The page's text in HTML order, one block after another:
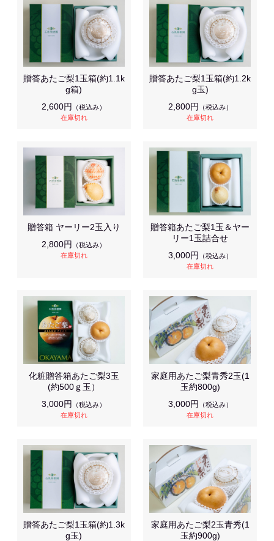
贈答あたご梨1玉箱(約1.1k
g箱)
2,600円
（税込み）
在庫切れ
贈答あたご梨1玉箱(約1.2k
g玉)
2,800円
（税込み）
在庫切れ
贈答箱 ヤーリー2玉入り
2,800円
（税込み）
在庫切れ
贈答箱あたご梨1玉＆ヤー
リー1玉詰合せ
3,000円
（税込み）
在庫切れ
化粧贈答箱あたご梨3玉
(約500ｇ玉）
3,000円
（税込み）
在庫切れ
家庭用あたご梨青秀2玉(1
玉約800g)
3,000円
（税込み）
在庫切れ
贈答あたご梨1玉箱(約1.3k
g玉)
家庭用あたご梨2玉青秀(1
玉約900g)